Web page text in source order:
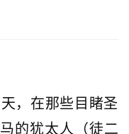
的犹太人（徒二